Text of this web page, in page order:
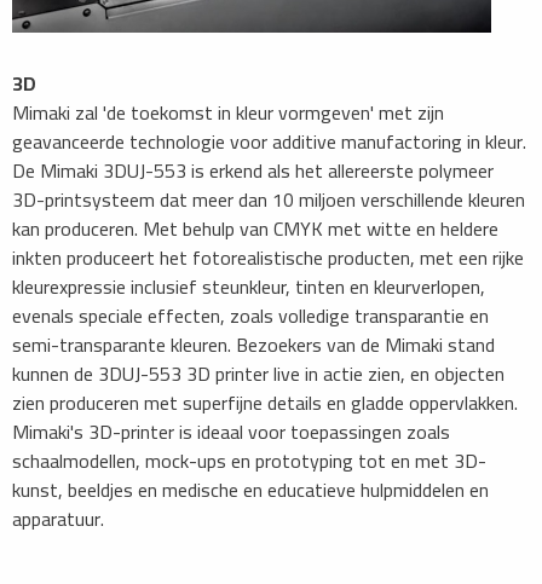
3D
Mimaki zal 'de toekomst in kleur vormgeven' met zijn
geavanceerde technologie voor additive manufactoring in kleur.
De Mimaki 3DUJ-553 is erkend als het allereerste polymeer
3D-printsysteem dat meer dan 10 miljoen verschillende kleuren
kan produceren. Met behulp van CMYK met witte en heldere
inkten produceert het fotorealistische producten, met een rijke
kleurexpressie inclusief steunkleur, tinten en kleurverlopen,
evenals speciale effecten, zoals volledige transparantie en
semi-transparante kleuren. Bezoekers van de Mimaki stand
kunnen de 3DUJ-553 3D printer live in actie zien, en objecten
zien produceren met superfijne details en gladde oppervlakken.
Mimaki's 3D-printer is ideaal voor toepassingen zoals
schaalmodellen, mock-ups en prototyping tot en met 3D-
kunst, beeldjes en medische en educatieve hulpmiddelen en
apparatuur.